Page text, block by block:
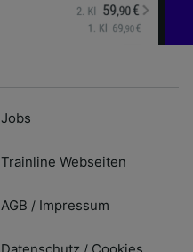
Jobs
Trainline Webseiten
AGB / Impressum
Datenschutz / Cookies